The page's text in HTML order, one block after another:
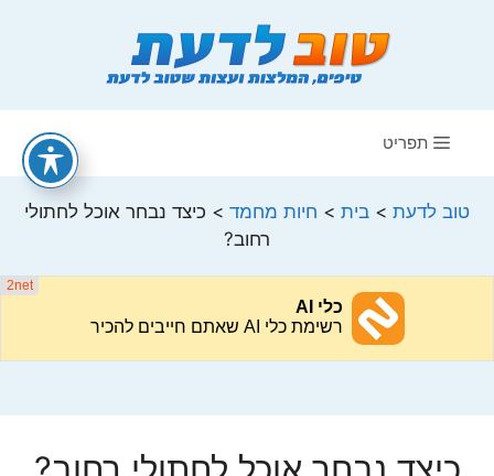
תפריט
טוב לדעת > בית > חיות מחמד > כיצד נבחר אוכל לחתולי
רחוב?